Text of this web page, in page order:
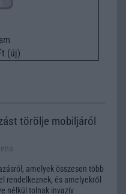
(új)
törölje mobiljáról
amelyek összesen több
rendelkeznek, és amelyekről
nélkül tolnak invazív